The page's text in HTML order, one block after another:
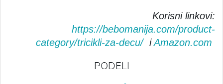
Korisni linkovi:
https://bebomanija.com/product-
category/tricikli-za-decu/iAmazon.com
PODELI